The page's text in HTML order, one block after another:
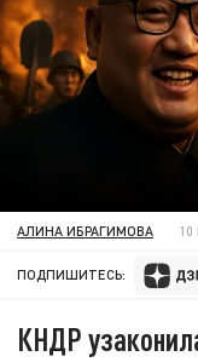
АЛИНА ИБРАГИМОВА 10
ПОДПИШИТЕСЬ:
КНДР